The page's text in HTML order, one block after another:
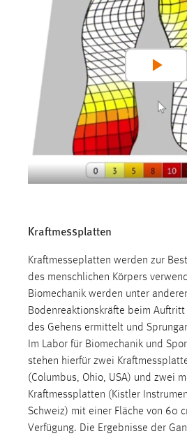
Kraftmessplatten
Kraftmesseplatten werden zur
des menschlichen Körpers
Biomechanik werden unter
Bodenreaktionskräfte beim
des Gehens ermittelt und
Im Labor für Biomechanik und
stehen hierfür zwei
(Columbus, Ohio, USA) und zwei
Kraftmessplatten (Kistler
Schweiz) mit einer Fläche von 60
Verfügung. Die Ergebnisse der